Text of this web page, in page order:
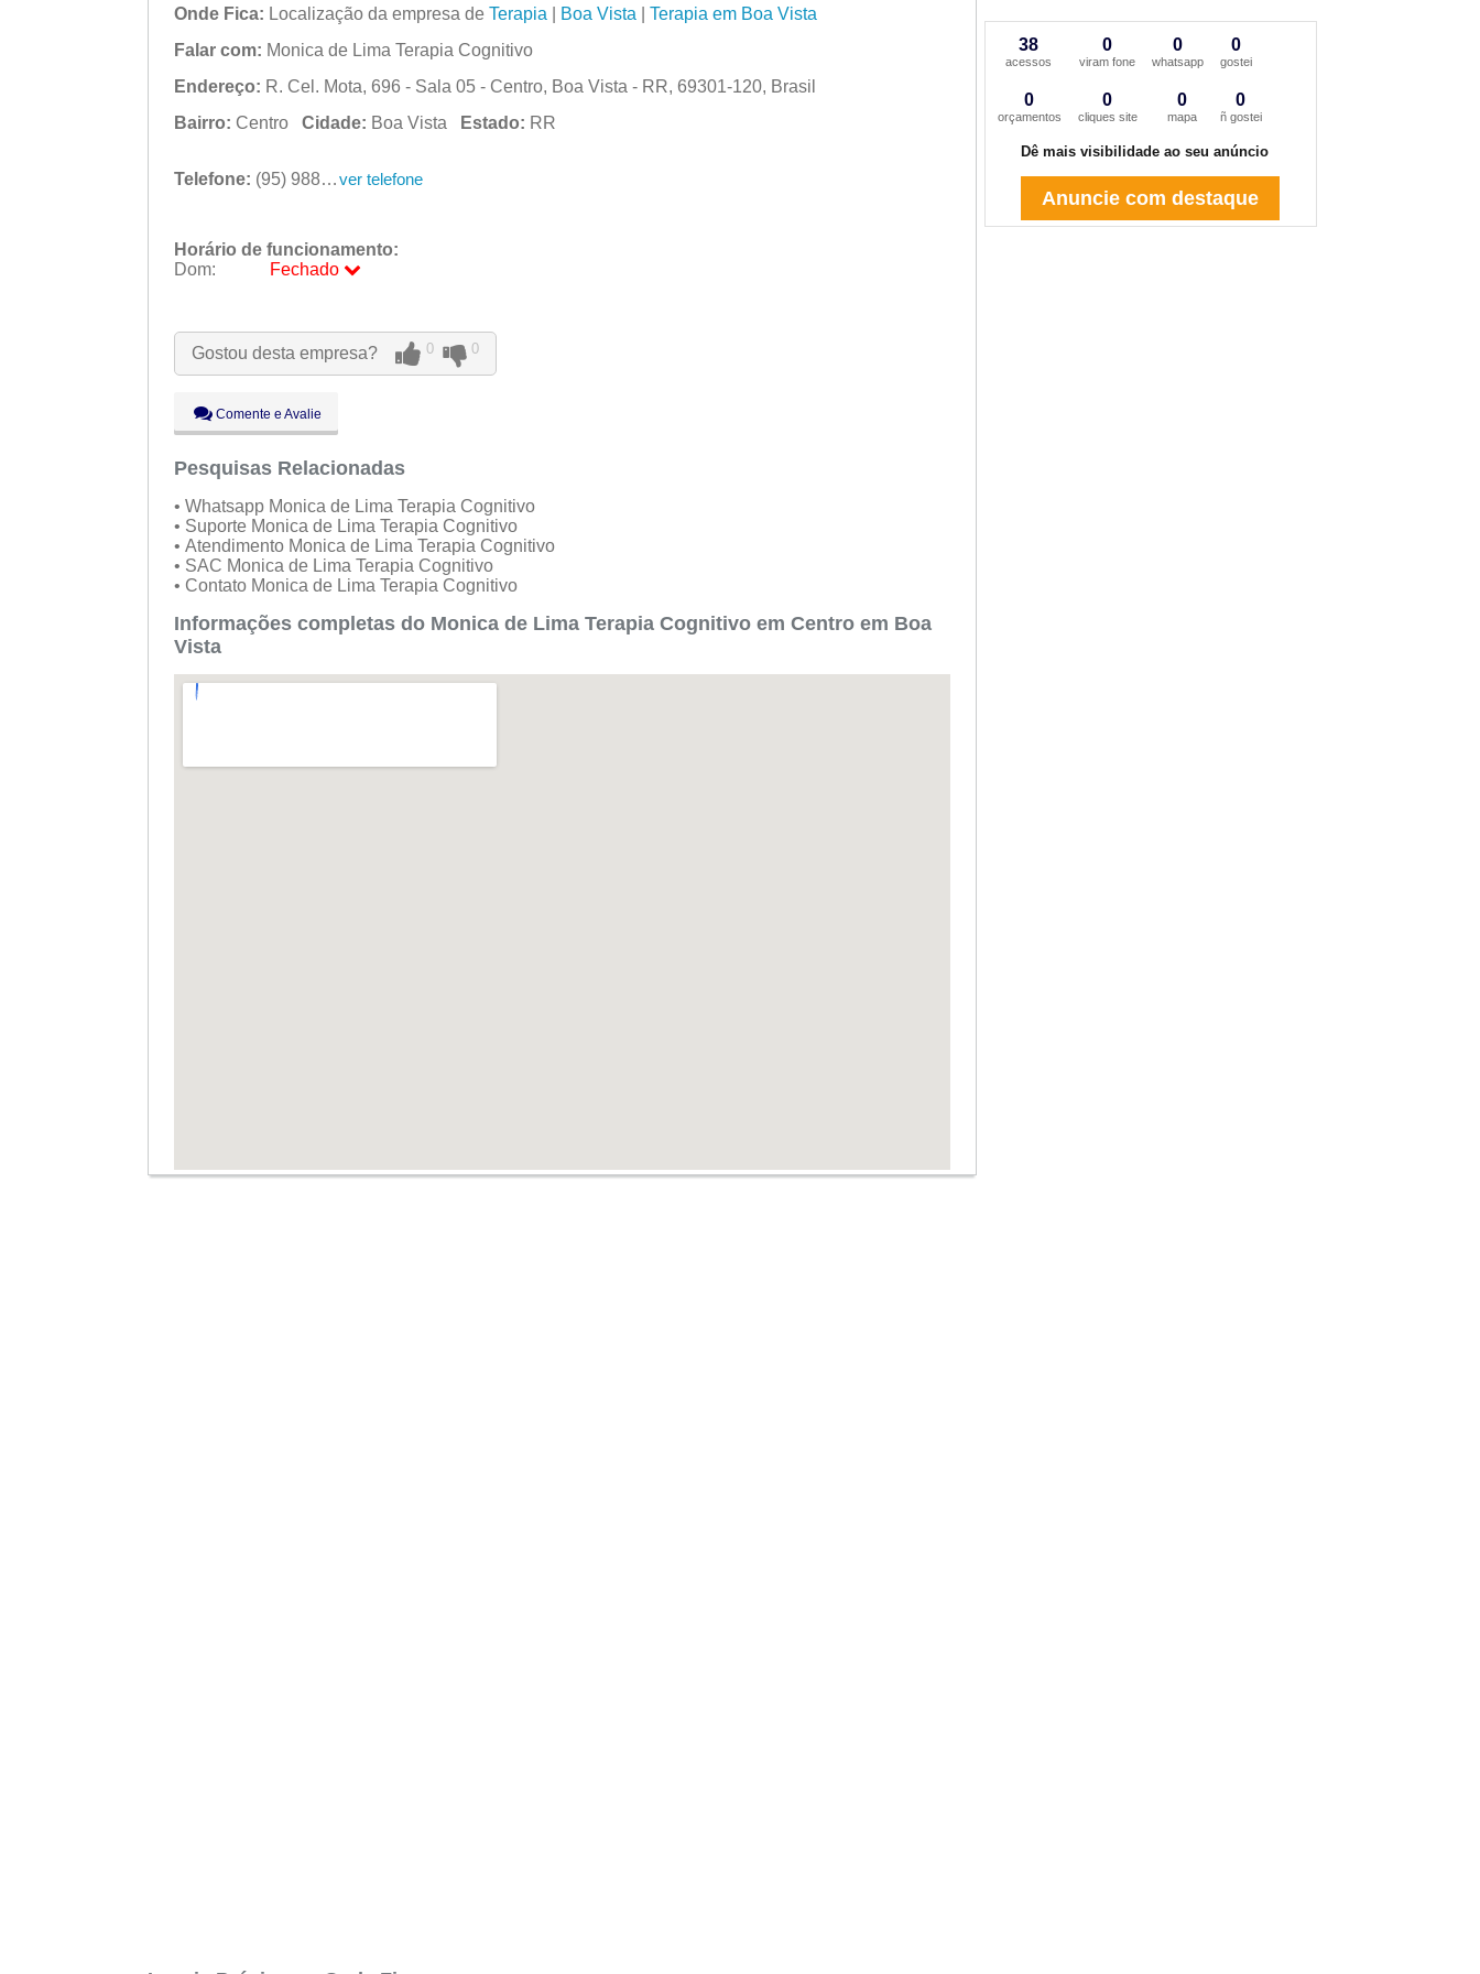
Onde Fica: Localização da empresa de Terapia Boa Vista
Terapia em Boa Vista
Falar com: Monica de Lima Terapia Cognitivo
Endereço: R. Cel. Mota, 696 - Sala 05 - Centro, Boa Vista - RR, 69301-120, Brasil
Bairro: Centro Cidade: Boa Vista Estado: RR
Telefone: (95) 98802-9531 ver telefone
Horário de funcionamento:
Dom:
Fechado
Ter:
09:00 - 18:00
Qua:
09:00 - 18:00
Sex:
09:00 - 18:00
Sáb:
Fechado
Dom:
Fechado
Gostou desta empresa? 0 0
Comente e Avalie
Pesquisas Relacionadas
• Whatsapp Monica de Lima Terapia Cognitivo
• Suporte Monica de Lima Terapia Cognitivo
• Atendimento Monica de Lima Terapia Cognitivo
• SAC Monica de Lima Terapia Cognitivo
• Contato Monica de Lima Terapia Cognitivo
Informações completas do Monica de Lima Terapia Cognitivo em Centro em Boa
Vista
38
acessos
0
viram fone
0
whatsapp
0
gostei
0
orçamentos
0
cliques site
0
mapa
0
ñ gostei
Dê mais visibilidade ao seu anúncio
Anuncie com destaque